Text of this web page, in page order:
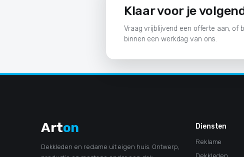
Klaar voor je
Vraag vrijblijvend een offerte aan, of
binnen een werkdag van ons.
Arton
Dekkleden en reclame uit eigen huis. Ontwerp,
Diensten
Reklame
Dekkleden